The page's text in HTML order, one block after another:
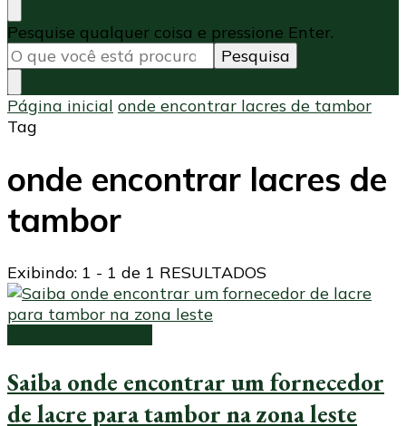
Procurando
algo?
Pesquise qualquer coisa e pressione Enter.
Página inicial onde encontrar lacres de tambor
Tag
onde encontrar lacres de
tambor
Exibindo: 1 - 1 de 1 RESULTADOS
Saiba onde encontrar um fornecedor
de lacre para tambor na zona leste